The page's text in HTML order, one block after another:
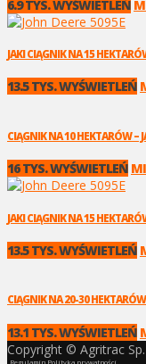
6.9 TYS. WYŚWIETLEŃ
JAKI CIĄGNIK NA 15
13.5 TYS. WYŚWIETLEŃ
CIĄGNIK NA 10 HEKTARÓW –
16 TYS. WYŚWIETLEŃ
JAKI CIĄGNIK NA 15
13.5 TYS. WYŚWIETLEŃ
CIĄGNIK NA 20-30
13.1 TYS. WYŚWIETLEŃ
Copyright © Agritrac
Regulamin Polityka prywatności